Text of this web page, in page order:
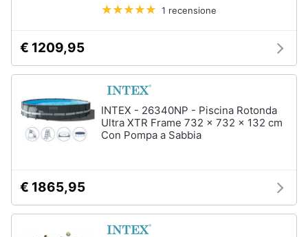
illuminazione
selction
Lampadari
moderni
Lampada
tutti
1 recensione
€ 1209,95
INTEX - 26340NP - Piscina Rotonda
Ultra XTR Frame 732 x 732 x 132 cm
Con Pompa a Sabbia
€ 1865,95